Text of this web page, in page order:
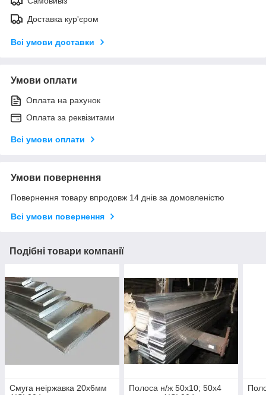
Доставка кур'єром
Всі умови доставки
Умови оплати
Оплата на рахунок
Оплата за реквізитами
Всі умови оплати
Умови повернення
Повернення товару впродовж 14 днів за домовленістю
Всі умови повернення
Подібні товари компанії
Смуга неіржавка 20х6мм
Полоса н/ж 50х10; 50х4